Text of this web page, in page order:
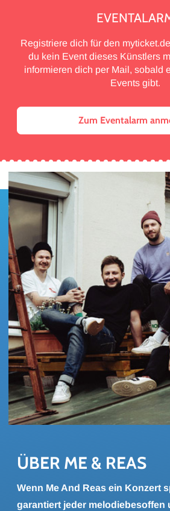
Registriere dich für den
du kein Event dieses Künstlers
informieren dich per Mail, sobald
Events gibt.
Zum Eventalarm
ÜBER ME & REAS
Wenn Me And Reas ein Konzert
garantiert jeder melodiebesoffen